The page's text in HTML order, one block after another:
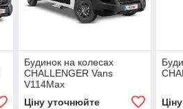
Будинок на колесах
CHALLENGER Vans
V114Max
Ціну уточнюйте